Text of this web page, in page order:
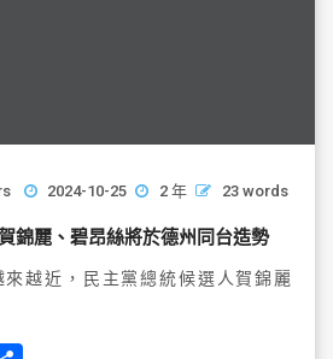
2024-10-25 2 年 23 words
錦麗、碧昂絲將於德州同台造勢
越近，民主黨總統候選人賀錦麗